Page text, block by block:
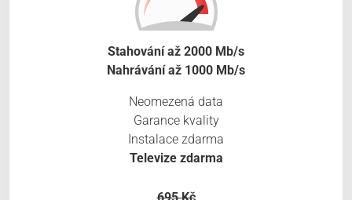
Stahování až 2000 Mb/s
Nahrávání až 1000 Mb/s
Neomezená data
Garance kvality
Instalace zdarma
Televize zdarma